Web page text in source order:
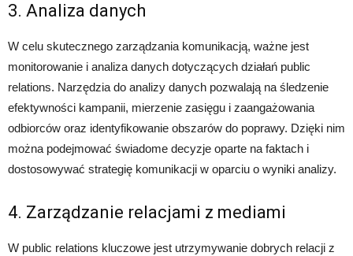
3. Analiza danych
W celu skutecznego zarządzania komunikacją, ważne jest
monitorowanie i analiza danych dotyczących działań public
relations. Narzędzia do analizy danych pozwalają na śledzenie
efektywności kampanii, mierzenie zasięgu i zaangażowania
odbiorców oraz identyfikowanie obszarów do poprawy. Dzięki nim
można podejmować świadome decyzje oparte na faktach i
dostosowywać strategię komunikacji w oparciu o wyniki analizy.
4. Zarządzanie relacjami z mediami
W public relations kluczowe jest utrzymywanie dobrych relacji z